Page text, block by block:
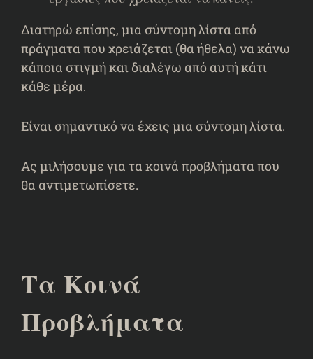
Διατηρώ επίσης, μια σύντομη λίστα από
πράγματα που χρειάζεται (θα ήθελα) να κάνω
κάποια στιγμή και διαλέγω από αυτή κάτι
κάθε μέρα.
Είναι σημαντικό να έχεις μια σύντομη λίστα.
Ας μιλήσουμε για τα κοινά προβλήματα που
θα αντιμετωπίσετε.
Τα Κοινά
Προβλήματα